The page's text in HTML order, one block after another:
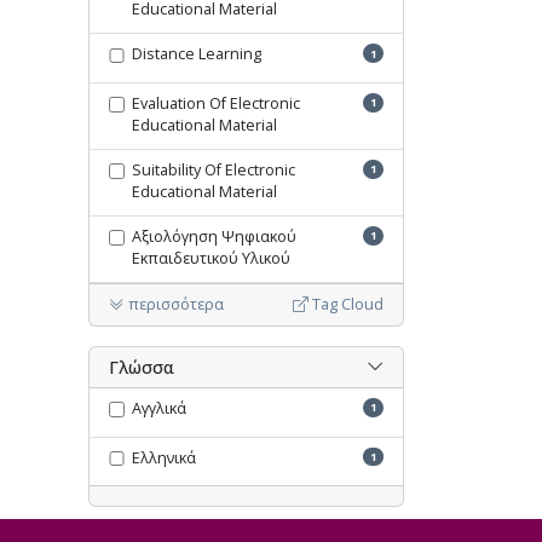
Educational Material
Distance Learning 1
Evaluation Of Electronic
Educational Material
1
Suitability Of Electronic
Educational Material
1
Αξιολόγηση Ψηφιακού
Εκπαιδευτικού Υλικού
1
περισσότερα Tag Cloud
Γλώσσα
Αγγλικά 1
Ελληνικά 1